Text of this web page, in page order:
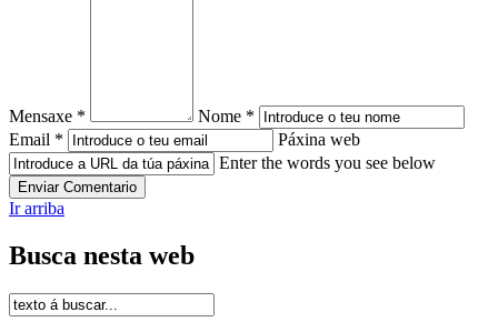
Mensaxe *
Nome *
Email *
Páxina web
Enter the words you see below
Ir arriba
Busca nesta web